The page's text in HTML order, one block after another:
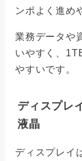
ンポよく進め
業務データや
いやすく、
やすいです。
ディスプレ
液晶
ディスプレイ